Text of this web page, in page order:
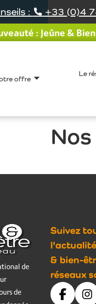
: +33 (0)4
: Jeûne &
offre
Le
de
de
Suivez
& bien-
réseaux